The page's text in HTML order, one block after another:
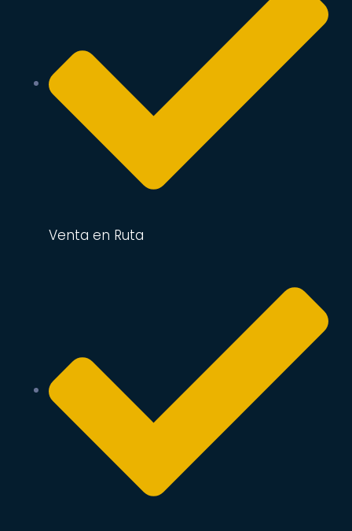
Venta en Ruta